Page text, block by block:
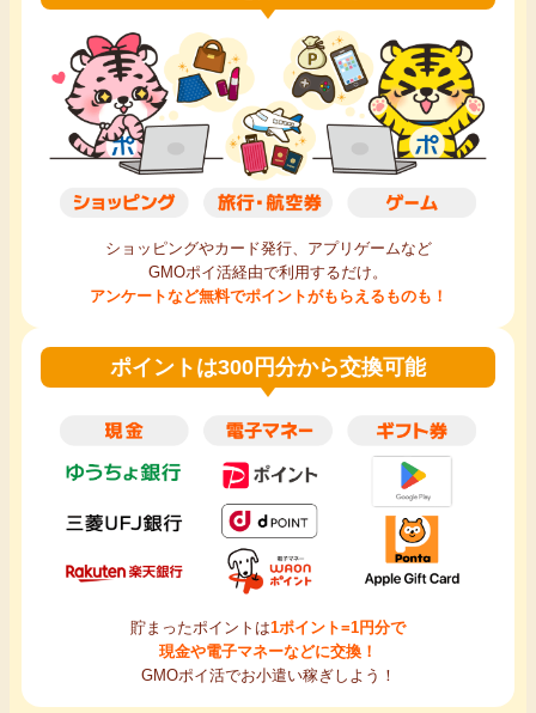
ショッピングやカード発行、アプリゲームなど
GMOポイ活経由で利用するだけ。
アンケートなど無料でポイントがもらえるものも！
ポイントは300円分から交換可能
貯まったポイントは1ポイント=1円分で
現金や電子マネーなどに交換！
GMOポイ活でお小遣い稼ぎしよう！